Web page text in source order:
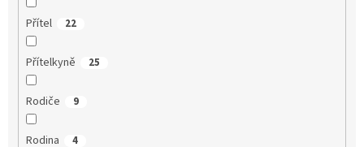
Přítel 22
Přítelkyně 25
Rodiče 9
Rodina 4